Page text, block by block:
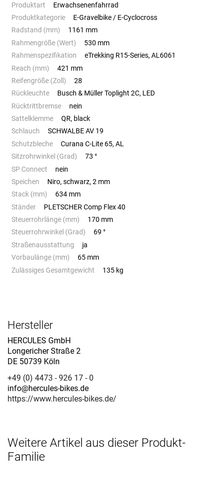
Produktart
Erwachsenenfahrrad
Produktkategorie
E-Gravelbike / E-Cyclocross
Radstand (mm)
1161 mm
Rahmengröße (Wert)
530 mm
Rahmenspezifikation
eTrekking R15-Series, AL6061
Reach (mm)
421 mm
Reifengröße (Zoll)
28
Rückleuchte
Busch & Müller Toplight 2C, LED
Rücktrittbremse
nein
Sattelklemme
QR, black
Schlauch
SCHWALBE AV 19
Schutzbleche
Curana C-Lite 65, AL
Sitzrohrwinkel (Grad)
73 °
SP Connect
nein
Speichen
Niro, schwarz, 2 mm
Stack (mm)
634 mm
Ständer
PLETSCHER Comp Flex 40
Steuerrohrlänge (mm)
170 mm
Steuerrohrwinkel (Grad)
69 °
Straßenausstattung
ja
Vorbaulänge (mm)
65 mm
Zulässiges Gesamtgewicht
135 kg
Hersteller
HERCULES GmbH
Longericher Straße 2
DE 50739 Köln
+49 (0) 4473 - 926 17 - 0
info@hercules-bikes.de
https://www.hercules-bikes.de/
Weitere Artikel aus dieser Produkt-
Familie